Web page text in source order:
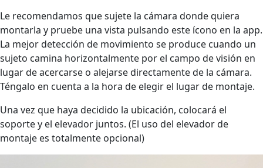
Le recomendamos que sujete la cámara donde quiera
montarla y pruebe una vista pulsando este ícono en la app.
La mejor detección de movimiento se produce cuando un
sujeto camina horizontalmente por el campo de visión en
lugar de acercarse o alejarse directamente de la cámara.
Téngalo en cuenta a la hora de elegir el lugar de montaje.
Una vez que haya decidido la ubicación, colocará el
soporte y el elevador juntos. (El uso del elevador de
montaje es totalmente opcional)